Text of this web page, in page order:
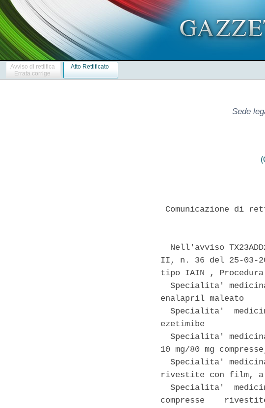
Avviso di rettifica
Errata corrige
Atto Rettificato
Sede
Comunicazione di
Nell'avviso
II, n. 36 del 25-03-
tipo IAIN ,
Specialita'
enalapril maleato
Specialita'
ezetimibe
Specialita'
10 mg/80 mg
Specialita'
rivestite con film, a
Specialita'
compresse